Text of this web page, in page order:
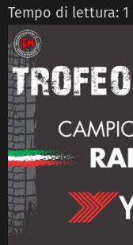
Tempo di lettura: 1